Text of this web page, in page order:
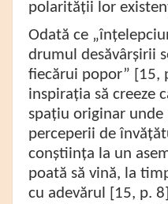
polarității lor
Odată ce
drumul desăvârșirii
fiecărui popor” [15,
inspirația să creeze
spațiu originar
perceperii de
conștiința la un
poată să vină, la
cu adevărul [15, p.